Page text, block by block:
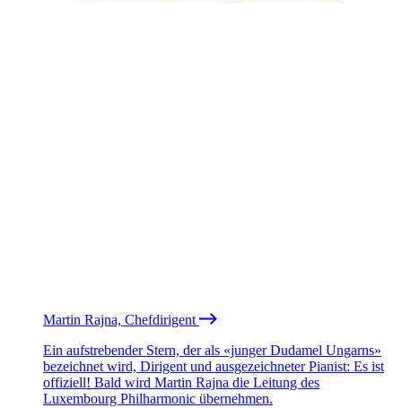
Martin Rajna, Chefdirigent
Ein aufstrebender Stern, der als «junger Dudamel Ungarns»
bezeichnet wird, Dirigent und ausgezeichneter Pianist: Es ist
offiziell! Bald wird Martin Rajna die Leitung des
Luxembourg Philharmonic übernehmen.